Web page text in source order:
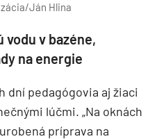
Ján Hlina
v bazéne,
na energie
dní pedagógovia aj žiaci
lúčmi. „Na oknách
príprava na